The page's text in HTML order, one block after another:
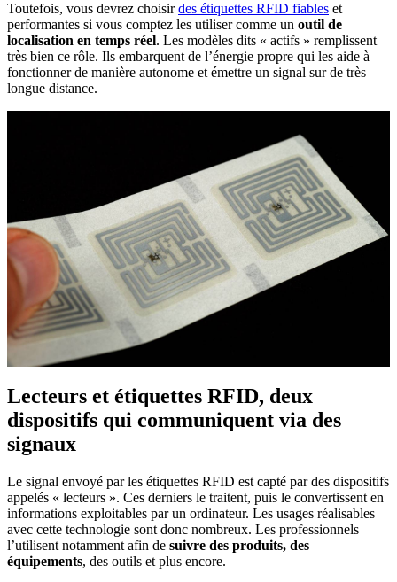
Toutefois, vous devrez choisirdes étiquettes RFID fiables et
performantes si vous comptez les utiliser comme un outil de
localisation en temps réel. Les modèles dits « actifs » remplissent
très bien ce rôle. Ils embarquent de l’énergie propre qui les aide à
fonctionner de manière autonome et émettre un signal sur de très
longue distance.
Lecteurs et étiquettes RFID, deux
dispositifs qui communiquent via des
signaux
Le signal envoyé par les étiquettes RFID est capté par des dispositifs
appelés « lecteurs ». Ces derniers le traitent, puis le convertissent en
informations exploitables par un ordinateur. Les usages réalisables
avec cette technologie sont donc nombreux. Les professionnels
l’utilisent notamment afin de suivre des produits, des
équipements, des outils et plus encore.